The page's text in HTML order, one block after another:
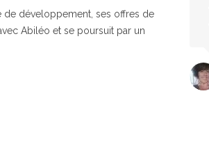
développement, ses offres de
Abiléo et se poursuit par un